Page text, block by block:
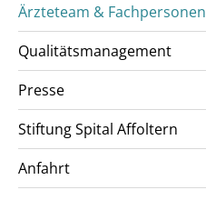
Ärzteteam & Fachpersonen
Qualitätsmanagement
Presse
Stiftung Spital Affoltern
Anfahrt